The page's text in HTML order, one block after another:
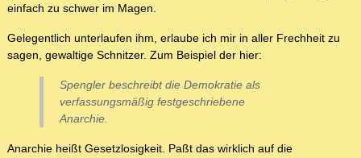
einfach zu schwer im Magen.
Gelegentlich unterlaufen ihm, erlaube ich mir in aller Frechheit zu
sagen, gewaltige Schnitzer. Zum Beispiel der hier:
Spengler beschreibt die Demokratie als
verfassungsmäßig festgeschriebene
Anarchie.
Anarchie heißt Gesetzlosigkeit. Paßt das wirklich auf die